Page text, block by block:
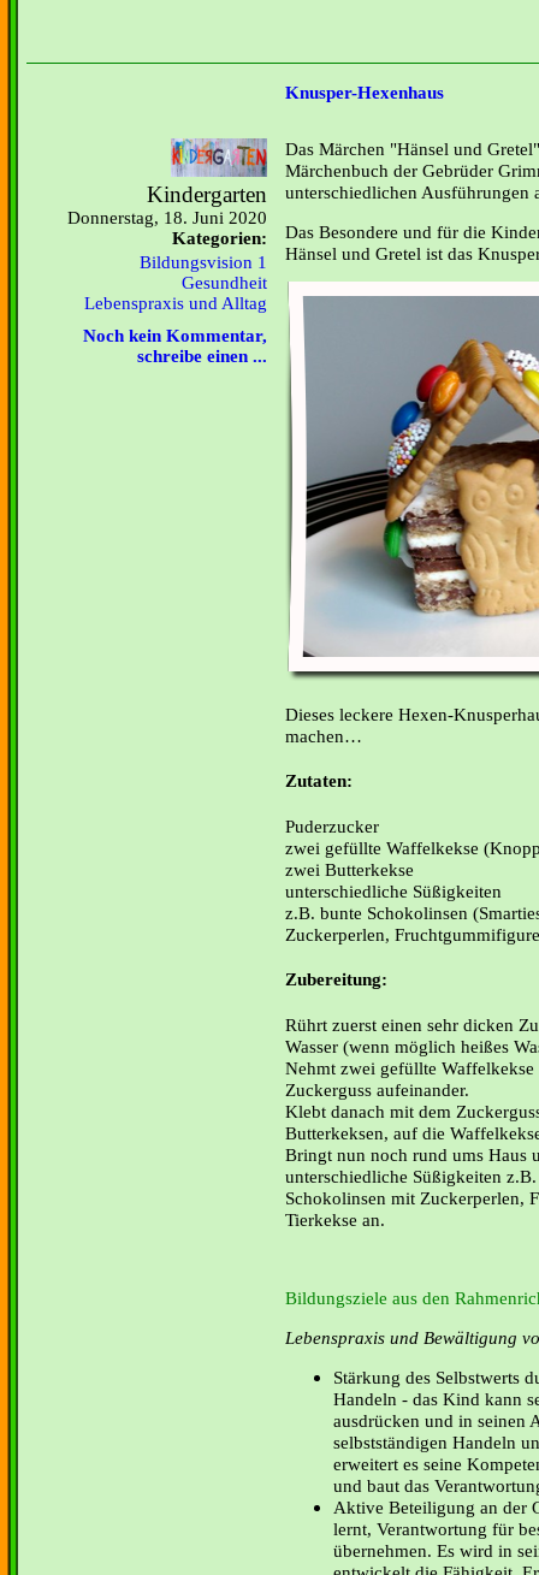
Knusper-Hexenhaus
Kindergarten
Donnerstag, 18. Juni 2020
Kategorien:
Bildungsvision 1
Gesundheit
Lebenspraxis und Alltag
Noch kein Kommentar,
schreibe einen ...
Das Märchen "Hänsel und
Märchenbuch der Gebrüder
unterschiedlichen Ausführungen
Das Besondere und für die
Hänsel und Gretel ist das
Dieses leckere Hexen-
machen
Zutaten:
Puderzucker
zwei gefüllte Waffelkekse
zwei Butterkekse
unterschiedliche Süßigkeiten
z.B. bunte Schokolinsen
Zuckerperlen,
Zubereitung:
Rührt zuerst einen sehr dicken
Wasser (wenn möglich heißes
Nehmt zwei gefüllte
Zuckerguss aufeinander.
Klebt danach mit dem
Butterkeksen, auf die
Bringt nun noch rund ums Haus
unterschiedliche Süßigkeiten
Schokolinsen mit Zuckerperlen,
Tierkekse an.
Bildungsziele aus den
Lebenspraxis und Bewältigung
Stärkung des Selbstwerts
Handeln - das Kind kann
ausdrücken und in seinen
selbstständigen Handeln
erweitert es seine
und baut das
Aktive Beteiligung an der
lernt, Verantwortung für
übernehmen. Es wird in